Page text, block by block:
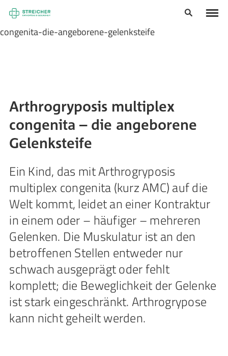
https://www.seeger-
gesundheit.de/ratgeber/arthrogryposis-multiplex-
congenita-die-angeborene-gelenksteife
Arthrogryposis multiplex
congenita – die angeborene
Gelenksteife
Ein Kind, das mit Arthrogryposis
multiplex congenita (kurz AMC) auf die
Welt kommt, leidet an einer Kontraktur
in einem oder – häufiger – mehreren
Gelenken. Die Muskulatur ist an den
betroffenen Stellen entweder nur
schwach ausgeprägt oder fehlt
komplett; die Beweglichkeit der Gelenke
ist stark eingeschränkt. Arthrogrypose
kann nicht geheilt werden.